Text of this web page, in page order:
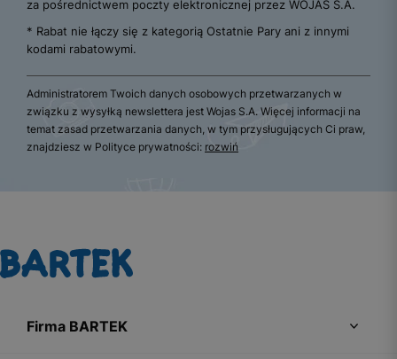
za pośrednictwem poczty elektronicznej przez WOJAS S.A.
* Rabat nie łączy się z kategorią Ostatnie Pary ani z innymi
kodami rabatowymi.
Administratorem Twoich danych osobowych przetwarzanych w
związku z wysyłką newslettera jest Wojas S.A. Więcej informacji na
temat zasad przetwarzania danych, w tym przysługujących Ci praw,
znajdziesz w Polityce prywatności: rozwiń
Firma BARTEK